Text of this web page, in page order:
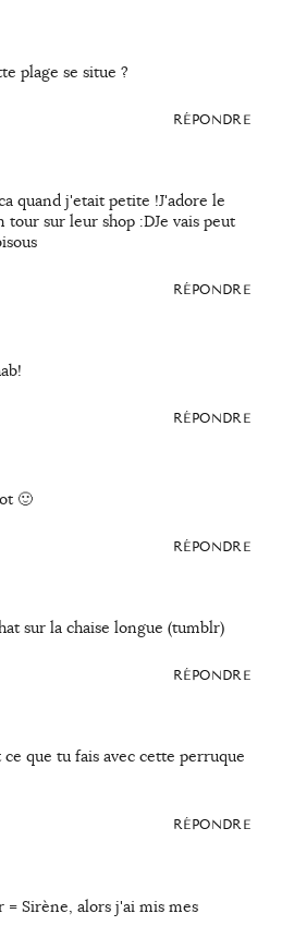
plage se situe ?
RÉPONDRE
quand j'etait petite !J'adore le
sur leur shop :DJe vais peut
RÉPONDRE
RÉPONDRE
🙂
RÉPONDRE
sur la chaise longue (tumblr)
RÉPONDRE
que tu fais avec cette perruque
RÉPONDRE
= Sirène, alors j'ai mis mes